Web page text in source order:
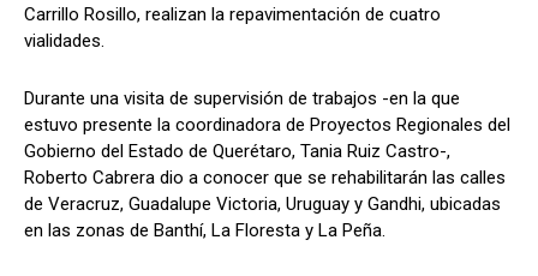
Carrillo Rosillo, realizan la repavimentación de cuatro
vialidades.
Durante una visita de supervisión de trabajos -en la que
estuvo presente la coordinadora de Proyectos Regionales del
Gobierno del Estado de Querétaro, Tania Ruiz Castro-,
Roberto Cabrera dio a conocer que se rehabilitarán las calles
de Veracruz, Guadalupe Victoria, Uruguay y Gandhi, ubicadas
en las zonas de Banthí, La Floresta y La Peña.